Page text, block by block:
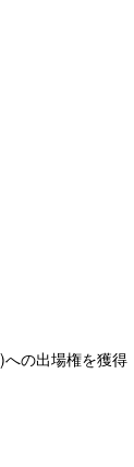
の出場権を獲得